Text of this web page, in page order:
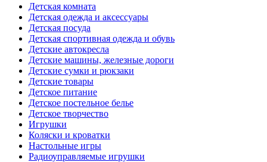
Детская комната
Детская одежда и аксессуары
Детская посуда
Детская спортивная одежда и обувь
Детские автокресла
Детские машины, железные дороги
Детские сумки и рюкзаки
Детские товары
Детское питание
Детское постельное белье
Детское творчество
Игрушки
Коляски и кроватки
Настольные игры
Радиоуправляемые игрушки